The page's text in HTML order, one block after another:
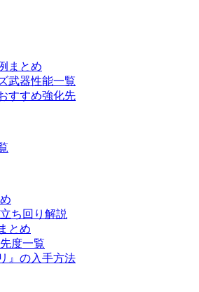
まとめ
武器性能一覧
すすめ強化先
ち回り解説
とめ
度一覧
』の入手方法